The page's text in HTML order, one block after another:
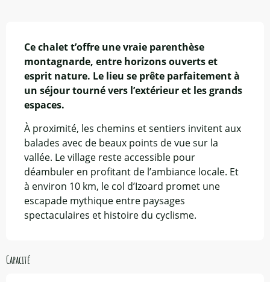
Ce chalet t’offre une vraie parenthèse
montagnarde, entre horizons ouverts et
esprit nature. Le lieu se prête parfaitement à
un séjour tourné vers l’extérieur et les grands
espaces.
À proximité, les chemins et sentiers invitent aux
balades avec de beaux points de vue sur la
vallée. Le village reste accessible pour
déambuler en profitant de l’ambiance locale. Et
à environ 10 km, le col d’Izoard promet une
escapade mythique entre paysages
spectaculaires et histoire du cyclisme.
Capacité